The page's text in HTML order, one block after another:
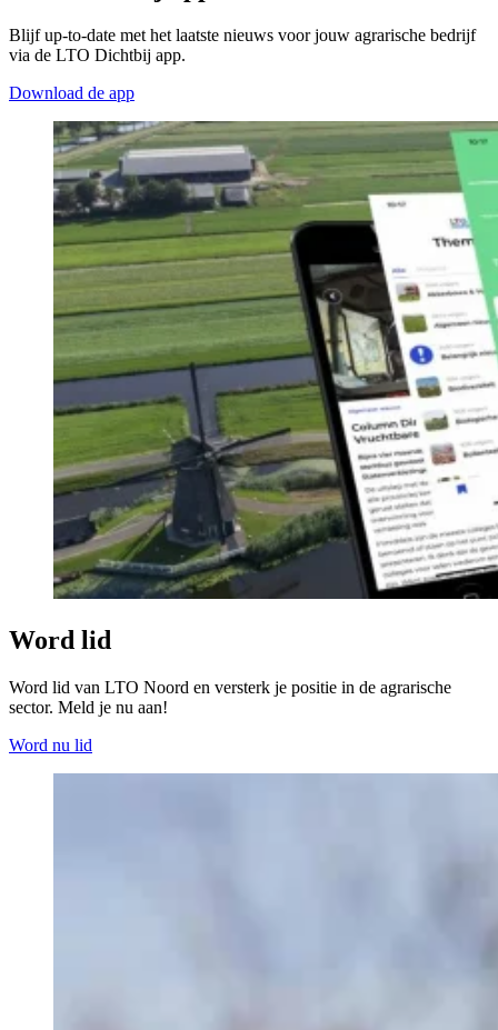
Blijf up-to-date met het laatste nieuws voor jouw agrarische bedrijf
via de LTO Dichtbij app.
Download de app
Word lid
Word lid van LTO Noord en versterk je positie in de agrarische
sector. Meld je nu aan!
Word nu lid